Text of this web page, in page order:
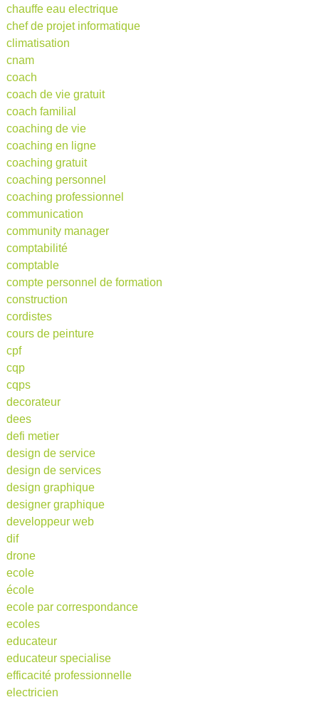
chauffe eau electrique
chef de projet informatique
climatisation
cnam
coach
coach de vie gratuit
coach familial
coaching de vie
coaching en ligne
coaching gratuit
coaching personnel
coaching professionnel
communication
community manager
comptabilité
comptable
compte personnel de formation
construction
cordistes
cours de peinture
cpf
cqp
cqps
decorateur
dees
defi metier
design de service
design de services
design graphique
designer graphique
developpeur web
dif
drone
ecole
école
ecole par correspondance
ecoles
educateur
educateur specialise
efficacité professionnelle
electricien